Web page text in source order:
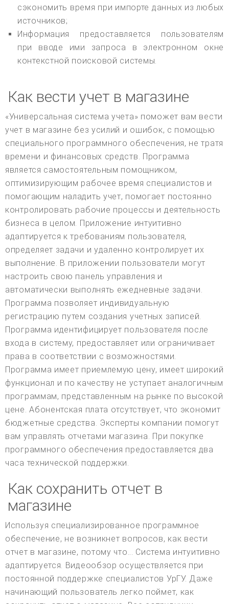
сэкономить время при импорте данных из любых
источников;
Информация предоставляется пользователям
при вводе ими запроса в электронном окне
контекстной поисковой системы.
Как вести учет в магазине
«Универсальная система учета» поможет вам вести
учет в магазине без усилий и ошибок, с помощью
специального программного обеспечения, не тратя
времени и финансовых средств. Программа
является самостоятельным помощником,
оптимизирующим рабочее время специалистов и
помогающим наладить учет, помогает постоянно
контролировать рабочие процессы и деятельность
бизнеса в целом. Приложение интуитивно
адаптируется к требованиям пользователя,
определяет задачи и удаленно контролирует их
выполнение. В приложении пользователи могут
настроить свою панель управления и
автоматически выполнять ежедневные задачи.
Программа позволяет индивидуальную
регистрацию путем создания учетных записей.
Программа идентифицирует пользователя после
входа в систему, предоставляет или ограничивает
права в соответствии с возможностями.
Программа имеет приемлемую цену, имеет широкий
функционал и по качеству не уступает аналогичным
программам, представленным на рынке по высокой
цене. Абонентская плата отсутствует, что экономит
бюджетные средства. Эксперты компании помогут
вам управлять отчетами магазина. При покупке
программного обеспечения предоставляется два
часа технической поддержки.
Как сохранить отчет в
магазине
Используя специализированное программное
обеспечение, не возникнет вопросов, как вести
отчет в магазине, потому что... Система интуитивно
адаптируется. Видеообзор осуществляется при
постоянной поддержке специалистов УрГУ. Даже
начинающий пользователь легко поймет, как